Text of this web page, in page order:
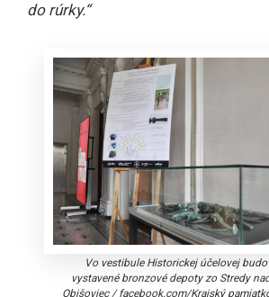
do rúrky.“
Vo vestibule Historickej účelovej
vystavené bronzové depoty zo Stredy
Obišoviec/facebook.com/Krajský